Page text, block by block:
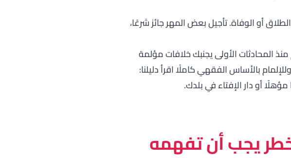
أو الوفاة. تأجيل بعض المهر جائز شرعًا،
المحادثات الأولى يجنبك خلافات مؤلمة
بالأساس الفقهي كاملًا اقرأ دليلنا:
أو دار الإفتاء في بلدك.
يجب أن تفهمه